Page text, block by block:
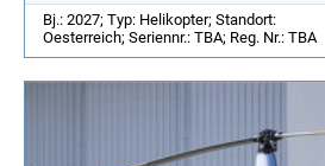
Bj.: 2027; Typ: Helikopter; Standort:
Oesterreich; Seriennr.: TBA; Reg. Nr.: TBA